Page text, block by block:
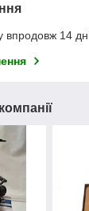
впродовж 14